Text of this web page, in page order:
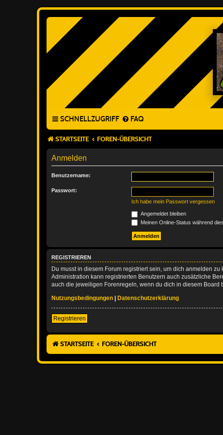
SCHNELLZUGRIFF FAQ
STARTSEITE FOREN-ÜBERSICHT
Anmelden
Benutzername:
Passwort:
Ich habe mein Passwort vergessen
Angemeldet bleiben
Meinen Online-Status während
REGISTRIEREN
Du musst in diesem Forum registriert sein, um dich anmelden
Administration kann registrierten Benutzern auch zusätzliche
auch die jeweiligen Forenregeln, wenn du dich in diesem Board
Nutzungsbedingungen | Datenschutzerklärung
Registrieren
STARTSEITE FOREN-ÜBERSICHT